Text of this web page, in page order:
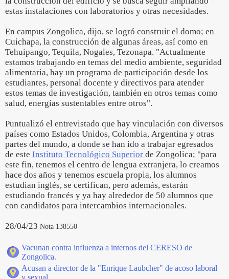
estas instalaciones con laboratorios y otras necesidades.
En campus Zongolica, dijo, se logró construir el domo; en
Cuichapa, la construcción de algunas áreas, así como en
Tehuipango, Tequila, Nogales, Tezonapa. "Actualmente
estamos trabajando en temas del medio ambiente, seguridad
alimentaria, hay un programa de participación desde los
estudiantes, personal docente y directivos para atender
estos temas de investigación, también en otros temas como
salud, energías sustentables entre otros".
Puntualizó el entrevistado que hay vinculación con diversos
países como Estados Unidos, Colombia, Argentina y otras
partes del mundo, a donde se han ido a trabajar egresados
de este Instituto Tecnológico Superior de Zongolica; "para
este fin, tenemos el centro de lengua extranjera, lo creamos
hace dos años y tenemos escuela propia, los alumnos
estudian inglés, se certifican, pero además, estarán
estudiando francés y ya hay alrededor de 50 alumnos que
con candidatos para intercambios internacionales.
28/04/23 Nota 138550
Vacunan contra influenza a internos del CERESO de
Zongolica.
Acusan a director de la "Enrique Laubcher" de acoso laboral
y sexual.